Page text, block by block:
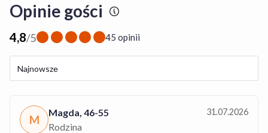
Opinie gości
4,8/5 45 opinii
Najnowsze
M
Magda, 46-55
Rodzina
31.07.2026